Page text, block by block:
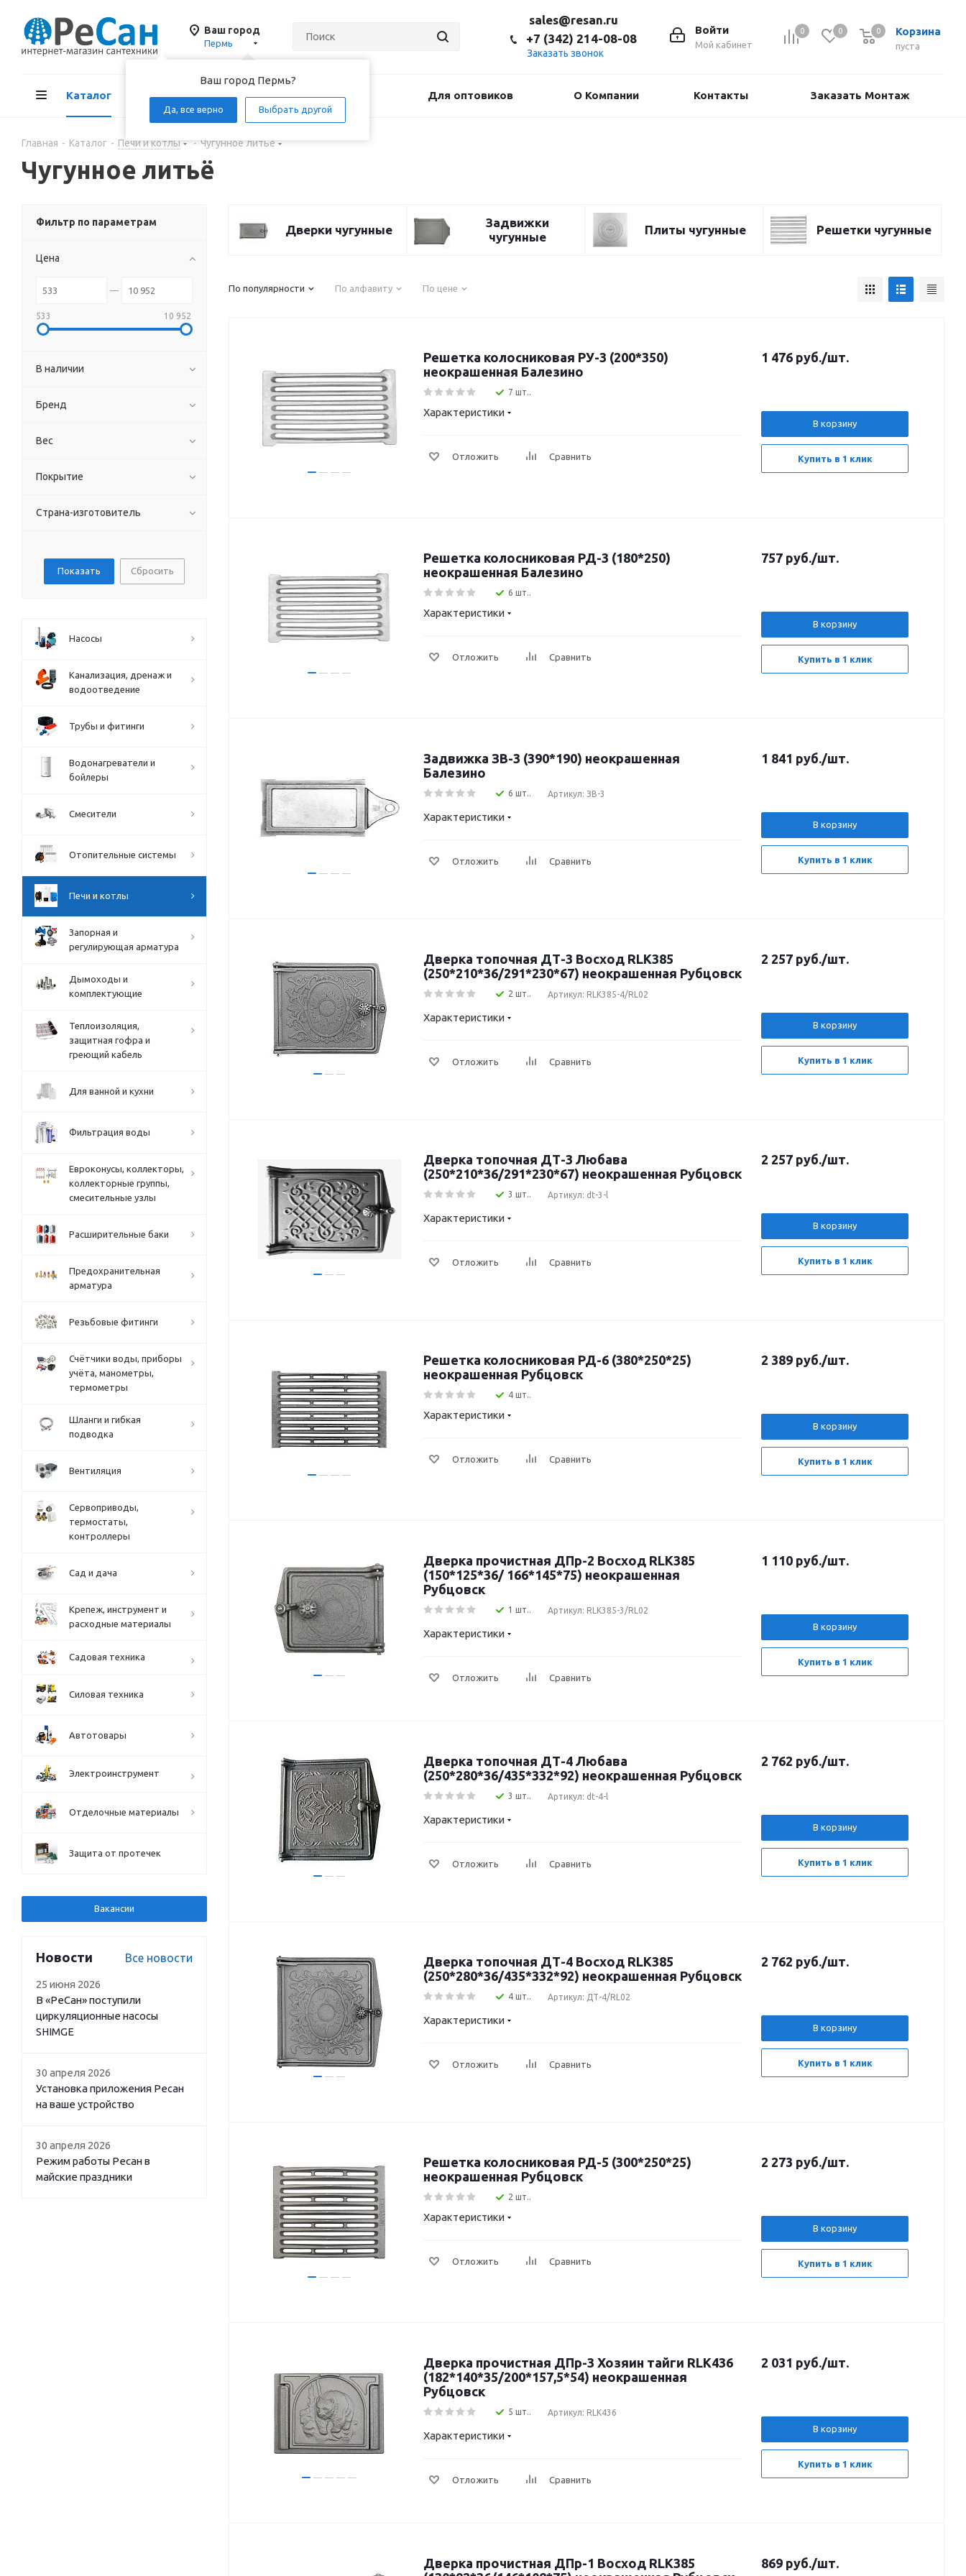
Ваш город
Пермь
Ваш город Пермь?
Да, все верно Выбрать другой
0 0 Корзина
пуста
0
Войти
Мой кабинет
sales@resan.ru
+7 (342) 214-08-08
Заказать звонок
Каталог Акции Доставка Для оптовиков О Компании Контакты Заказать Монтаж
Главная - Каталог - Печи и котлы - Чугунное литьё
Чугунное литьё
Дверки чугунные
Задвижки
чугунные
Плиты чугунные Решетки чугунные
По популярности По алфавиту По цене
Решетка колосниковая РУ-3 (200*350)
неокрашенная Балезино
7 шт..
Характеристики
Отложить Сравнить
1 476 руб./шт.
В корзину
Купить в 1 клик
Решетка колосниковая РД-3 (180*250)
неокрашенная Балезино
6 шт..
Характеристики
Отложить Сравнить
757 руб./шт.
В корзину
Купить в 1 клик
Задвижка ЗВ-3 (390*190) неокрашенная
Балезино
6 шт.. Артикул: ЗВ-3
Характеристики
Отложить Сравнить
1 841 руб./шт.
В корзину
Купить в 1 клик
Дверка топочная ДТ-3 Восход RLK385
(250*210*36/291*230*67) неокрашенная Рубцовск
2 шт.. Артикул: RLK385-4/RL02
Характеристики
Отложить Сравнить
2 257 руб./шт.
В корзину
Купить в 1 клик
Дверка топочная ДТ-3 Любава
(250*210*36/291*230*67) неокрашенная Рубцовск
3 шт.. Артикул: dt-3-l
Характеристики
Отложить Сравнить
2 257 руб./шт.
В корзину
Купить в 1 клик
Решетка колосниковая РД-6 (380*250*25)
неокрашенная Рубцовск
4 шт..
Характеристики
Отложить Сравнить
2 389 руб./шт.
В корзину
Купить в 1 клик
Дверка прочистная ДПр-2 Восход RLK385
(150*125*36/ 166*145*75) неокрашенная
Рубцовск
1 шт.. Артикул: RLK385-3/RL02
Характеристики
Отложить Сравнить
1 110 руб./шт.
В корзину
Купить в 1 клик
Дверка топочная ДТ-4 Любава
(250*280*36/435*332*92) неокрашенная Рубцовск
3 шт.. Артикул: dt-4-l
Характеристики
Отложить Сравнить
2 762 руб./шт.
В корзину
Купить в 1 клик
Дверка топочная ДТ-4 Восход RLK385
(250*280*36/435*332*92) неокрашенная Рубцовск
4 шт.. Артикул: ДТ-4/RL02
Характеристики
Отложить Сравнить
2 762 руб./шт.
В корзину
Купить в 1 клик
Решетка колосниковая РД-5 (300*250*25)
неокрашенная Рубцовск
2 шт..
Характеристики
Отложить Сравнить
2 273 руб./шт.
В корзину
Купить в 1 клик
Дверка прочистная ДПр-3 Хозяин тайги RLK436
(182*140*35/200*157,5*54) неокрашенная
Рубцовск
5 шт.. Артикул: RLK436
Характеристики
Отложить Сравнить
2 031 руб./шт.
В корзину
Купить в 1 клик
Дверка прочистная ДПр-1 Восход RLK385
869 руб./шт.
Фильтр по параметрам
Цена
533 10 952
В наличии
Бренд
Вес
Покрытие
Страна-изготовитель
Сбросить
Насосы
Канализация, дренаж и
водоотведение
Трубы и фитинги
Водонагреватели и
бойлеры
Смесители
Отопительные системы
Печи и котлы
Запорная и
регулирующая арматура
Дымоходы и
комплектующие
Теплоизоляция,
защитная гофра и
греющий кабель
Для ванной и кухни
Фильтрация воды
Евроконусы, коллекторы,
коллекторные группы,
смесительные узлы
Расширительные баки
Предохранительная
арматура
Резьбовые фитинги
Счётчики воды, приборы
учёта, манометры,
термометры
Шланги и гибкая
подводка
Вентиляция
Сервоприводы,
термостаты,
контроллеры
Сад и дача
Крепеж, инструмент и
расходные материалы
Садовая техника
Силовая техника
Автотовары
Электроинструмент
Отделочные материалы
Защита от протечек
Вакансии
Новости Все новости
25 июня 2026
В «РеСан» поступили
циркуляционные насосы
SHIMGE
30 апреля 2026
Установка приложения Ресан
на ваше устройство
30 апреля 2026
Режим работы Ресан в
майские праздники